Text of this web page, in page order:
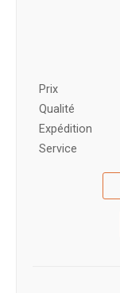
Prix ​​
Qualité
Expédition
Service